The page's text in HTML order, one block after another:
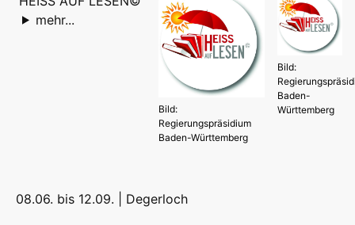
Bild:
Baden-
Württemberg
Bild:
Regierungspräsidium
Baden-Württemberg
mehr...
08.06. bis 12.09. | Degerloch